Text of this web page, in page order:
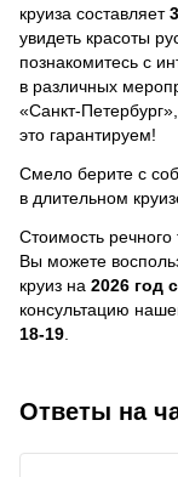
круиза составляет
увидеть красоты
познакомитесь с
в различных
«Санкт-
это гарантируем!
Смело берите с
в длительном
Стоимость речного
Вы можете
круиз на 2026 год
консультацию
18-19
Ответы на